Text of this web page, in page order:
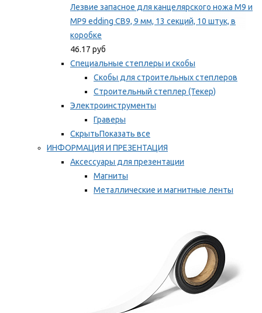
Лезвие запасное для канцелярского ножа M9 и
MP9 edding CB9, 9 мм, 13 секций, 10 штук, в
коробке
46.17 руб
Специальные степлеры и скобы
Скобы для строительных степлеров
Строительный степлер (Текер)
Электроинструменты
Граверы
СкрытьПоказать все
ИНФОРМАЦИЯ И ПРЕЗЕНТАЦИЯ
Аксессуары для презентации
Магниты
Металлические и магнитные ленты